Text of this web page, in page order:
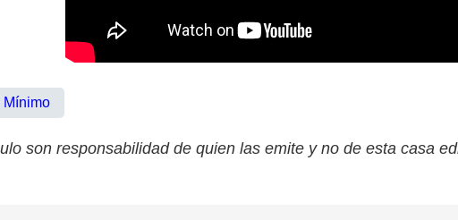
Mínimo
son responsabilidad de quien las emite y no de esta casa